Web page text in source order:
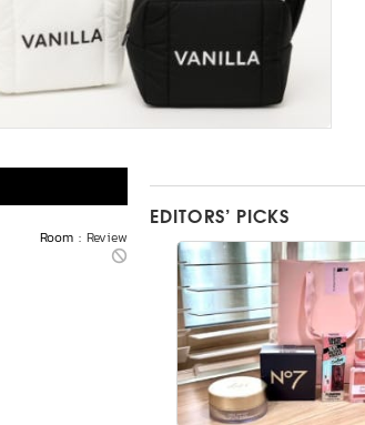
Room : Review
EDITORS’ PICKS